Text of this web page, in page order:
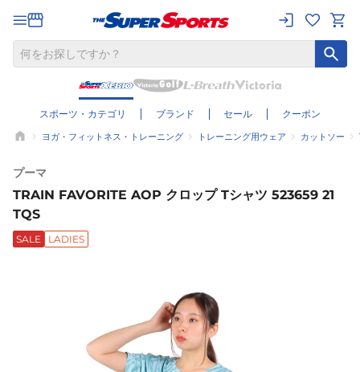
スポーツ・カテゴリ ブランド セール クーポン
ヨガ・フィットネス・トレーニング トレーニング用ウェア カットソー
プーマ
TRAIN FAVORITE AOP クロップ Tシャツ 523659 21
TQS
SALE LADIES